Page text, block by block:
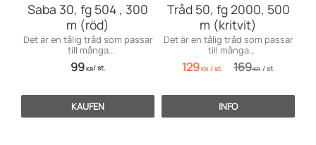
Saba 30, fg 504 , 300
m (röd)
Det är en tålig tråd som passar
till många
användningsområden främst
till markiser, kapell, möbler och
effektsömnad.
99KR/st.
KAUFEN
Tråd 50, fg 2000, 500
m (kritvit)
Det är en tålig tråd som passar
till många
användningsområden inom
möbelsömnad men även för
129KR /st. 169KR /st.
INFO